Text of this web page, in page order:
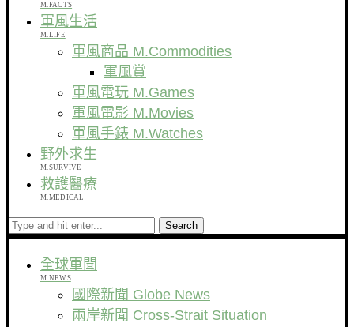
M.FACTS
軍風生活
M.LIFE
軍風商品 M.Commodities
軍風賞
軍風電玩 M.Games
軍風電影 M.Movies
軍風手錶 M.Watches
野外求生
M.SURVIVE
救護醫療
M.MEDICAL
Search
全球軍聞
M.NEWS
國際新聞 Globe News
兩岸新聞 Cross-Strait Situation